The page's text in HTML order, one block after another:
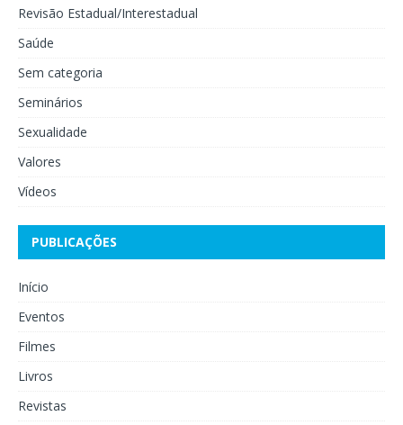
Revisão Estadual/Interestadual
Saúde
Sem categoria
Seminários
Sexualidade
Valores
Vídeos
PUBLICAÇÕES
Início
Eventos
Filmes
Livros
Revistas